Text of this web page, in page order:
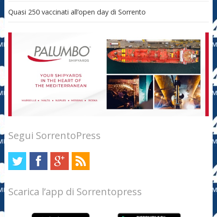
Quasi 250 vaccinati all’open day di Sorrento
Segui SorrentoPress
Scarica l’app di Sorrentopress